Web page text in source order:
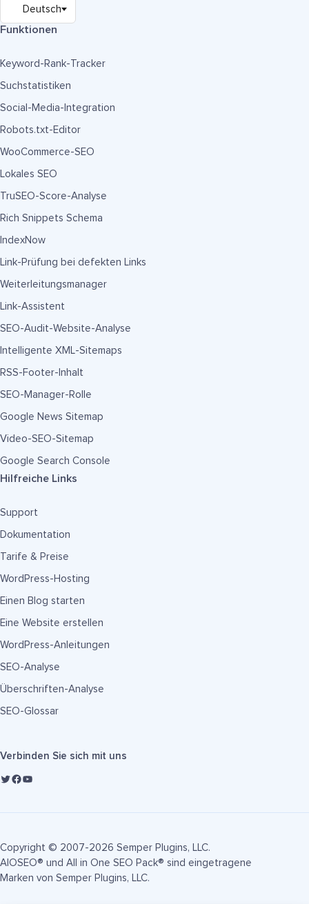
Funktionen
Keyword-Rank-Tracker
Suchstatistiken
Social-Media-Integration
Robots.txt-Editor
WooCommerce-SEO
Lokales SEO
TruSEO-Score-Analyse
Rich Snippets Schema
IndexNow
Link-Prüfung bei defekten Links
Weiterleitungsmanager
Link-Assistent
SEO-Audit-Website-Analyse
Intelligente XML-Sitemaps
RSS-Footer-Inhalt
SEO-Manager-Rolle
Google News Sitemap
Video-SEO-Sitemap
Google Search Console
Hilfreiche Links
Support
Dokumentation
Tarife & Preise
WordPress-Hosting
Einen Blog starten
Eine Website erstellen
WordPress-Anleitungen
SEO-Analyse
Überschriften-Analyse
SEO-Glossar
Verbinden Sie sich mit uns
Copyright © 2007-2026 Semper Plugins, LLC.
AIOSEO® und All in One SEO Pack® sind eingetragene
Marken von Semper Plugins, LLC.